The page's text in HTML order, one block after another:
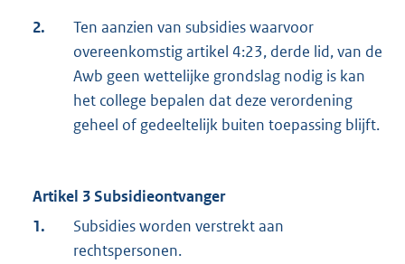
2.
Ten aanzien van subsidies waarvoor
overeenkomstig artikel 4:23, derde lid, van de
Awb geen wettelijke grondslag nodig is kan
het college bepalen dat deze verordening
geheel of gedeeltelijk buiten toepassing blijft.
Artikel 3 Subsidieontvanger
1.
Subsidies worden verstrekt aan
rechtspersonen.